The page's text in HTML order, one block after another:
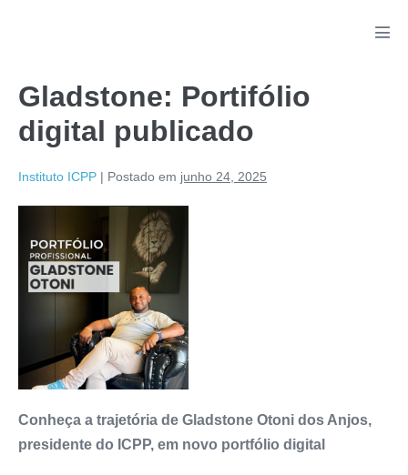
Gladstone: Portifólio
digital publicado
Instituto ICPP | Postado em junho 24, 2025
Conheça a trajetória de Gladstone Otoni dos Anjos,
presidente do ICPP, em novo portfólio digital